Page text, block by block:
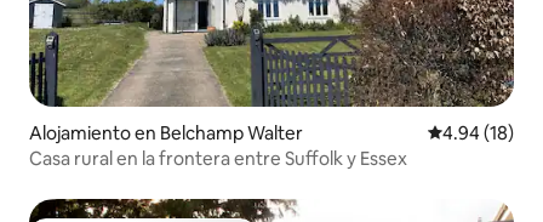
Alojamiento en Belchamp Walter Calificación
4.94 (18)
Casa rural en la frontera entre Suffolk y Essex